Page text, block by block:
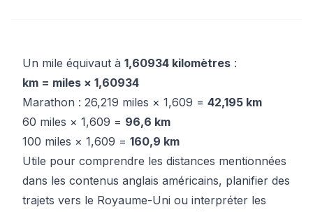
Un mile équivaut à 1,60934 kilomètres :
km = miles × 1,60934
Marathon : 26,219 miles × 1,609 = 42,195 km
60 miles × 1,609 = 96,6 km
100 miles × 1,609 = 160,9 km
Utile pour comprendre les distances mentionnées
dans les contenus anglais américains, planifier des
trajets vers le Royaume-Uni ou interpréter les